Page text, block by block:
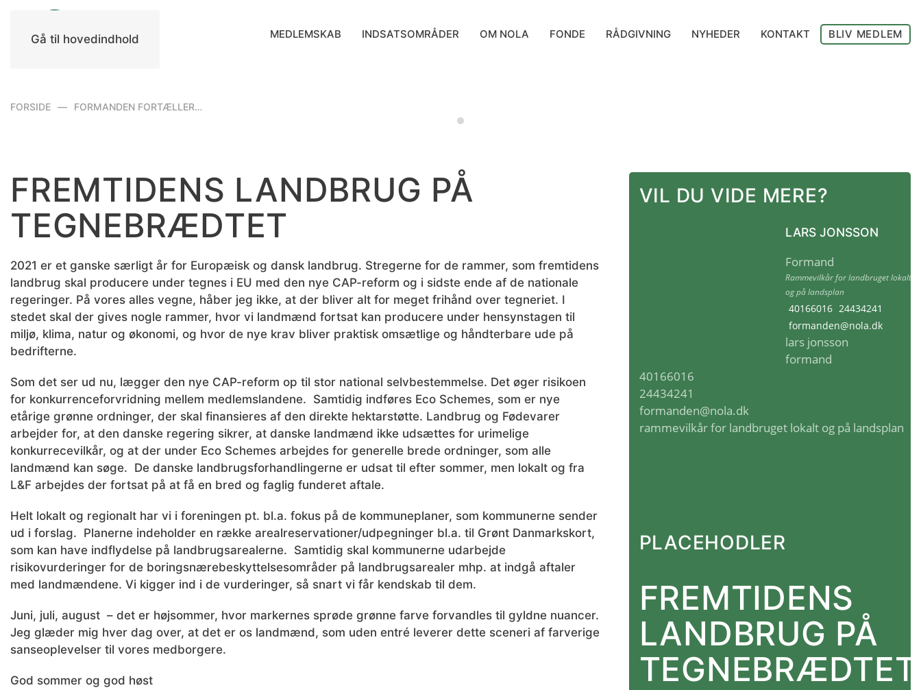
Gå til hovedindhold MEDLEMSKAB INDSATSOMRÅDER OM NOLA FONDE RÅDGIVNING NYHEDER KONTAKT BLIV MEDLEM
FORSIDE FORMANDEN FORTÆLLER…
FREMTIDENS LANDBRUG PÅ
TEGNEBRÆDTET
2021 er et ganske særligt år for Europæisk og dansk landbrug. Stregerne for de rammer, som fremtidens
landbrug skal producere under tegnes i EU med den nye CAP-reform og i sidste ende af de nationale
regeringer. På vores alles vegne, håber jeg ikke, at der bliver alt for meget frihånd over tegneriet. I
stedet skal der gives nogle rammer, hvor vi landmænd fortsat kan producere under hensynstagen til
miljø, klima, natur og økonomi, og hvor de nye krav bliver praktisk omsætlige og håndterbare ude på
bedrifterne.
Som det ser ud nu, lægger den nye CAP-reform op til stor national selvbestemmelse. Det øger risikoen
for konkurrenceforvridning mellem medlemslandene. Samtidig indføres Eco Schemes, som er nye
etårige grønne ordninger, der skal finansieres af den direkte hektarstøtte. Landbrug og Fødevarer
arbejder for, at den danske regering sikrer, at danske landmænd ikke udsættes for urimelige
konkurrecevilkår, og at der under Eco Schemes arbejdes for generelle brede ordninger, som alle
landmænd kan søge. De danske landbrugsforhandlingerne er udsat til efter sommer, men lokalt og fra
L&F arbejdes der fortsat på at få en bred og faglig funderet aftale.
Helt lokalt og regionalt har vi i foreningen pt. bl.a. fokus på de kommuneplaner, som kommunerne sender
ud i forslag. Planerne indeholder en række arealreservationer/udpegninger bl.a. til Grønt Danmarkskort,
som kan have indflydelse på landbrugsarealerne. Samtidig skal kommunerne udarbejde
risikovurderinger for de boringsnærebeskyttelsesområder på landbrugsarealer mhp. at indgå aftaler
med landmændene. Vi kigger ind i de vurderinger, så snart vi får kendskab til dem.
Juni, juli, august – det er højsommer, hvor markernes sprøde grønne farve forvandles til gyldne nuancer.
Jeg glæder mig hver dag over, at det er os landmænd, som uden entré leverer dette sceneri af farverige
sanseoplevelser til vores medborgere.
God sommer og god høst
VIL DU VIDE MERE?
LARS JONSSON
Formand
Rammevilkår for landbruget lokalt
og på landsplan
40166016 24434241
formanden@nola.dk
lars jonsson
formand
40166016
24434241
formanden@nola.dk
rammevilkår for landbruget lokalt og på landsplan
PLACEHODLER
FREMTIDENS
LANDBRUG PÅ
TEGNEBRÆDTET